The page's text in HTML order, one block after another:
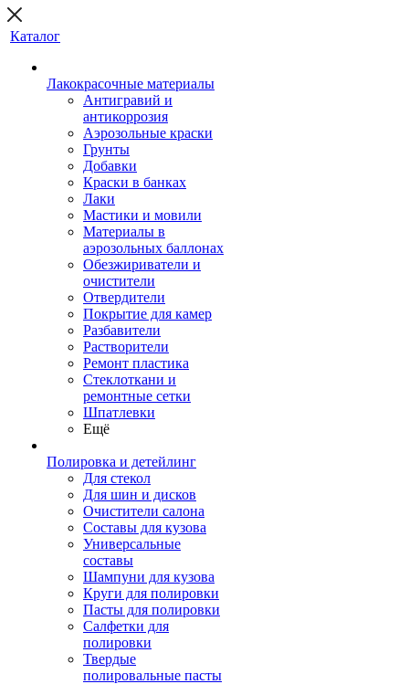
Каталог
Лакокрасочные материалы
Антигравий и
антикоррозия
Аэрозольные краски
Грунты
Добавки
Краски в банках
Лаки
Мастики и мовили
Материалы в
аэрозольных баллонах
Обезжириватели и
очистители
Отвердители
Покрытие для камер
Разбавители
Растворители
Ремонт пластика
Стеклоткани и
ремонтные сетки
Шпатлевки
Ещё
Полировка и детейлинг
Для стекол
Для шин и дисков
Очистители салона
Составы для кузова
Универсальные
составы
Шампуни для кузова
Круги для полировки
Пасты для полировки
Салфетки для
полировки
Твердые
полировальные пасты